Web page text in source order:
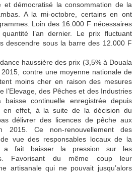
démocratisé la consommation de la
A la mi-octobre, certains en ont
Loin des 16.000 F nécessaires
l’an dernier. Le prix fluctuant
descendre sous la barre des 12.000 F
haussière des prix (3,5% à Douala
contre une moyenne nationale de
moins cher en raison des mesures
l’Elevage, des Pêches et des Industries
baisse continuelle enregistrée depuis
en effet, à la suite de la décision du
délivrer des licences de pêche aux
2015. Ce non-renouvellement des
vue des responsables locaux de la
a fait baisser la pression sur les
Favorisant du même coup leur
artisanale qui ne pouvait jusqu’alors